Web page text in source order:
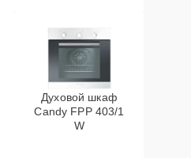
Духовой шкаф
Candy FPP 403/1
W